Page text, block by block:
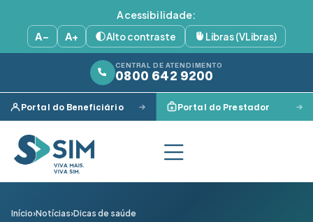
Acessibilidade:
A−
A+ Alto contraste Libras (VLibras)
CENTRAL DE ATENDIMENTO
0800 642 9200
Portal do Beneficiário Portal do Prestador
Início›Notícias›Dicas de saúde